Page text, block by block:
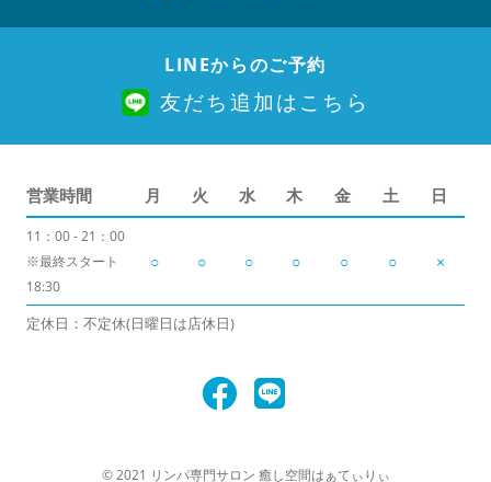
LINEからのご予約
友だち追加はこちら
営業時間 月 火 水 木 金 土 日
11：00 - 21：00
※最終スタート
18:30
○ ○ ○ ○ ○ ○ ×
定休日：不定休(日曜日は店休日)
© 2021 リンパ専門サロン 癒し空間はぁてぃりぃ